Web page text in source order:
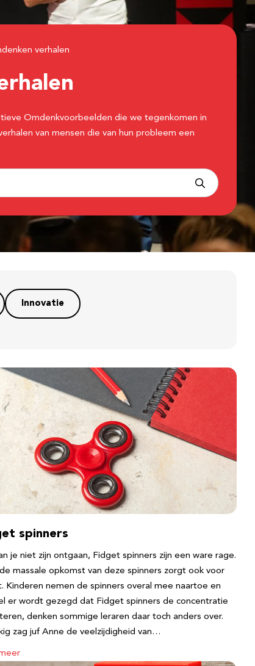
verhalen
Omdenkvoorbeelden die we tegenkomen in
van mensen die van hun probleem een
Innovatie
spinners
je niet zijn ontgaan, Fidget spinners zijn een ware rage.
massale opkomst van deze spinners zorgt ook voor
Kinderen nemen de spinners overal mee naartoe en
er wordt gezegd dat Fidget spinners de concentratie
denken sommige leraren daar toch anders over.
zag juf Anne de veelzijdigheid van…